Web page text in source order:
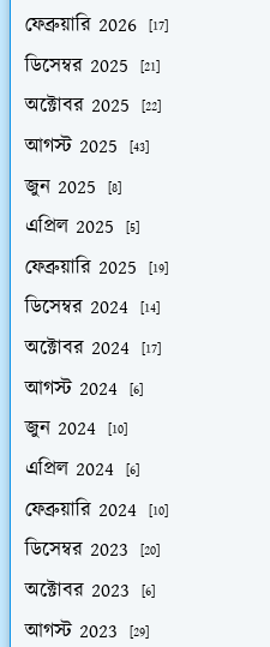
ফেব্রুয়ারি 2026 [17]
ডিসেম্বর 2025 [21]
অক্টোবর 2025 [22]
আগস্ট 2025 [43]
জুন 2025 [8]
এপ্রিল 2025 [5]
ফেব্রুয়ারি 2025 [19]
ডিসেম্বর 2024 [14]
অক্টোবর 2024 [17]
আগস্ট 2024 [6]
জুন 2024 [10]
এপ্রিল 2024 [6]
ফেব্রুয়ারি 2024 [10]
ডিসেম্বর 2023 [20]
অক্টোবর 2023 [6]
আগস্ট 2023 [29]